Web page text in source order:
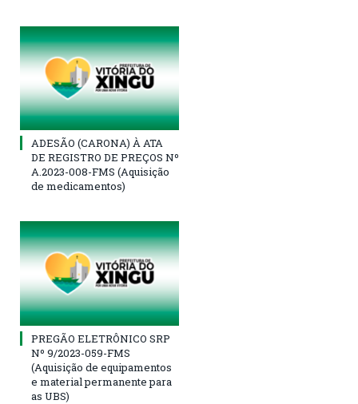
ADESÃO (CARONA) À ATA
DE REGISTRO DE PREÇOS Nº
A.2023-008-FMS (Aquisição
de medicamentos)
PREGÃO ELETRÔNICO SRP
Nº 9/2023-059-FMS
(Aquisição de equipamentos
e material permanente para
as UBS)